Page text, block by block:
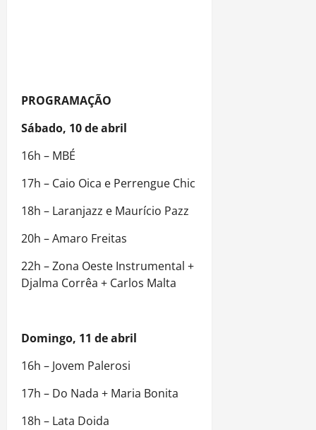
PROGRAMAÇÃO
Sábado, 10 de abril
16h – MBÉ
17h – Caio Oica e Perrengue Chic
18h – Laranjazz e Maurício Pazz
20h – Amaro Freitas
22h – Zona Oeste Instrumental +
Djalma Corrêa + Carlos Malta
Domingo, 11 de abril
16h – Jovem Palerosi
17h – Do Nada + Maria Bonita
18h – Lata Doida